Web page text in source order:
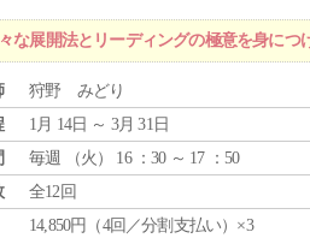
展開法とリーディングの極意を身につ
狩野 みどり
1月 14日 ～ 3月 31日
毎週 （火 ） 16 ：30 ～ 17 ：50
全12回
14,850円（4回／分割支払い）×3